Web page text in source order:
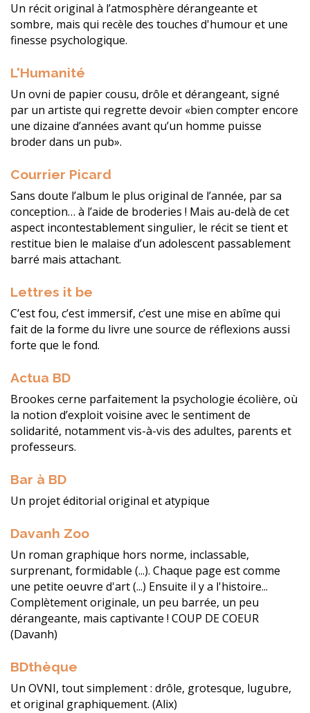
Un récit original à l’atmosphère dérangeante et
sombre, mais qui recèle des touches d'humour et une
finesse psychologique.
L'Humanité
Un ovni de papier cousu, drôle et dérangeant, signé
par un artiste qui regrette devoir «bien compter encore
une dizaine d’années avant qu’un homme puisse
broder dans un pub».
Courrier Picard
Sans doute l’album le plus original de l’année, par sa
conception… à l’aide de broderies ! Mais au-delà de cet
aspect incontestablement singulier, le récit se tient et
restitue bien le malaise d’un adolescent passablement
barré mais attachant.
Lettres it be
C’est fou, c’est immersif, c’est une mise en abîme qui
fait de la forme du livre une source de réflexions aussi
forte que le fond.
Actua BD
Brookes cerne parfaitement la psychologie écolière, où
la notion d’exploit voisine avec le sentiment de
solidarité, notamment vis-à-vis des adultes, parents et
professeurs.
Bar à BD
Un projet éditorial original et atypique
Davanh Zoo
Un roman graphique hors norme, inclassable,
surprenant, formidable (...). Chaque page est comme
une petite oeuvre d'art (...) Ensuite il y a l'histoire...
Complètement originale, un peu barrée, un peu
dérangeante, mais captivante ! COUP DE COEUR
(Davanh)
BDthèque
Un OVNI, tout simplement : drôle, grotesque, lugubre,
et original graphiquement. (Alix)